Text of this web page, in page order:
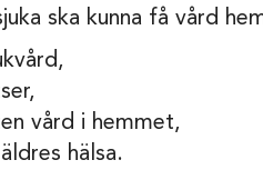
ska kunna få vård
vård i hemmet,
hälsa.